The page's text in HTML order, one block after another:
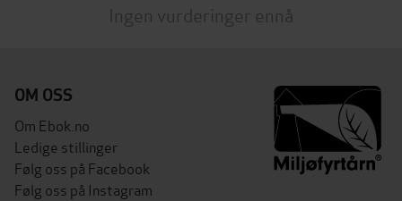
Ingen vurderinger ennå
OM OSS
Om Ebok.no
Ledige stillinger
Følg oss på Facebook
Følg oss på Instagram